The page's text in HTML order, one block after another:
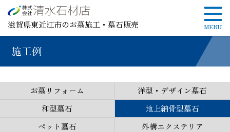
滋賀県東近江市のお墓施工・墓石販売
施工例
お墓リフォーム
洋型・デザイン墓石
和型墓石
地上納骨型墓石
ペット墓石
外構エクステリア